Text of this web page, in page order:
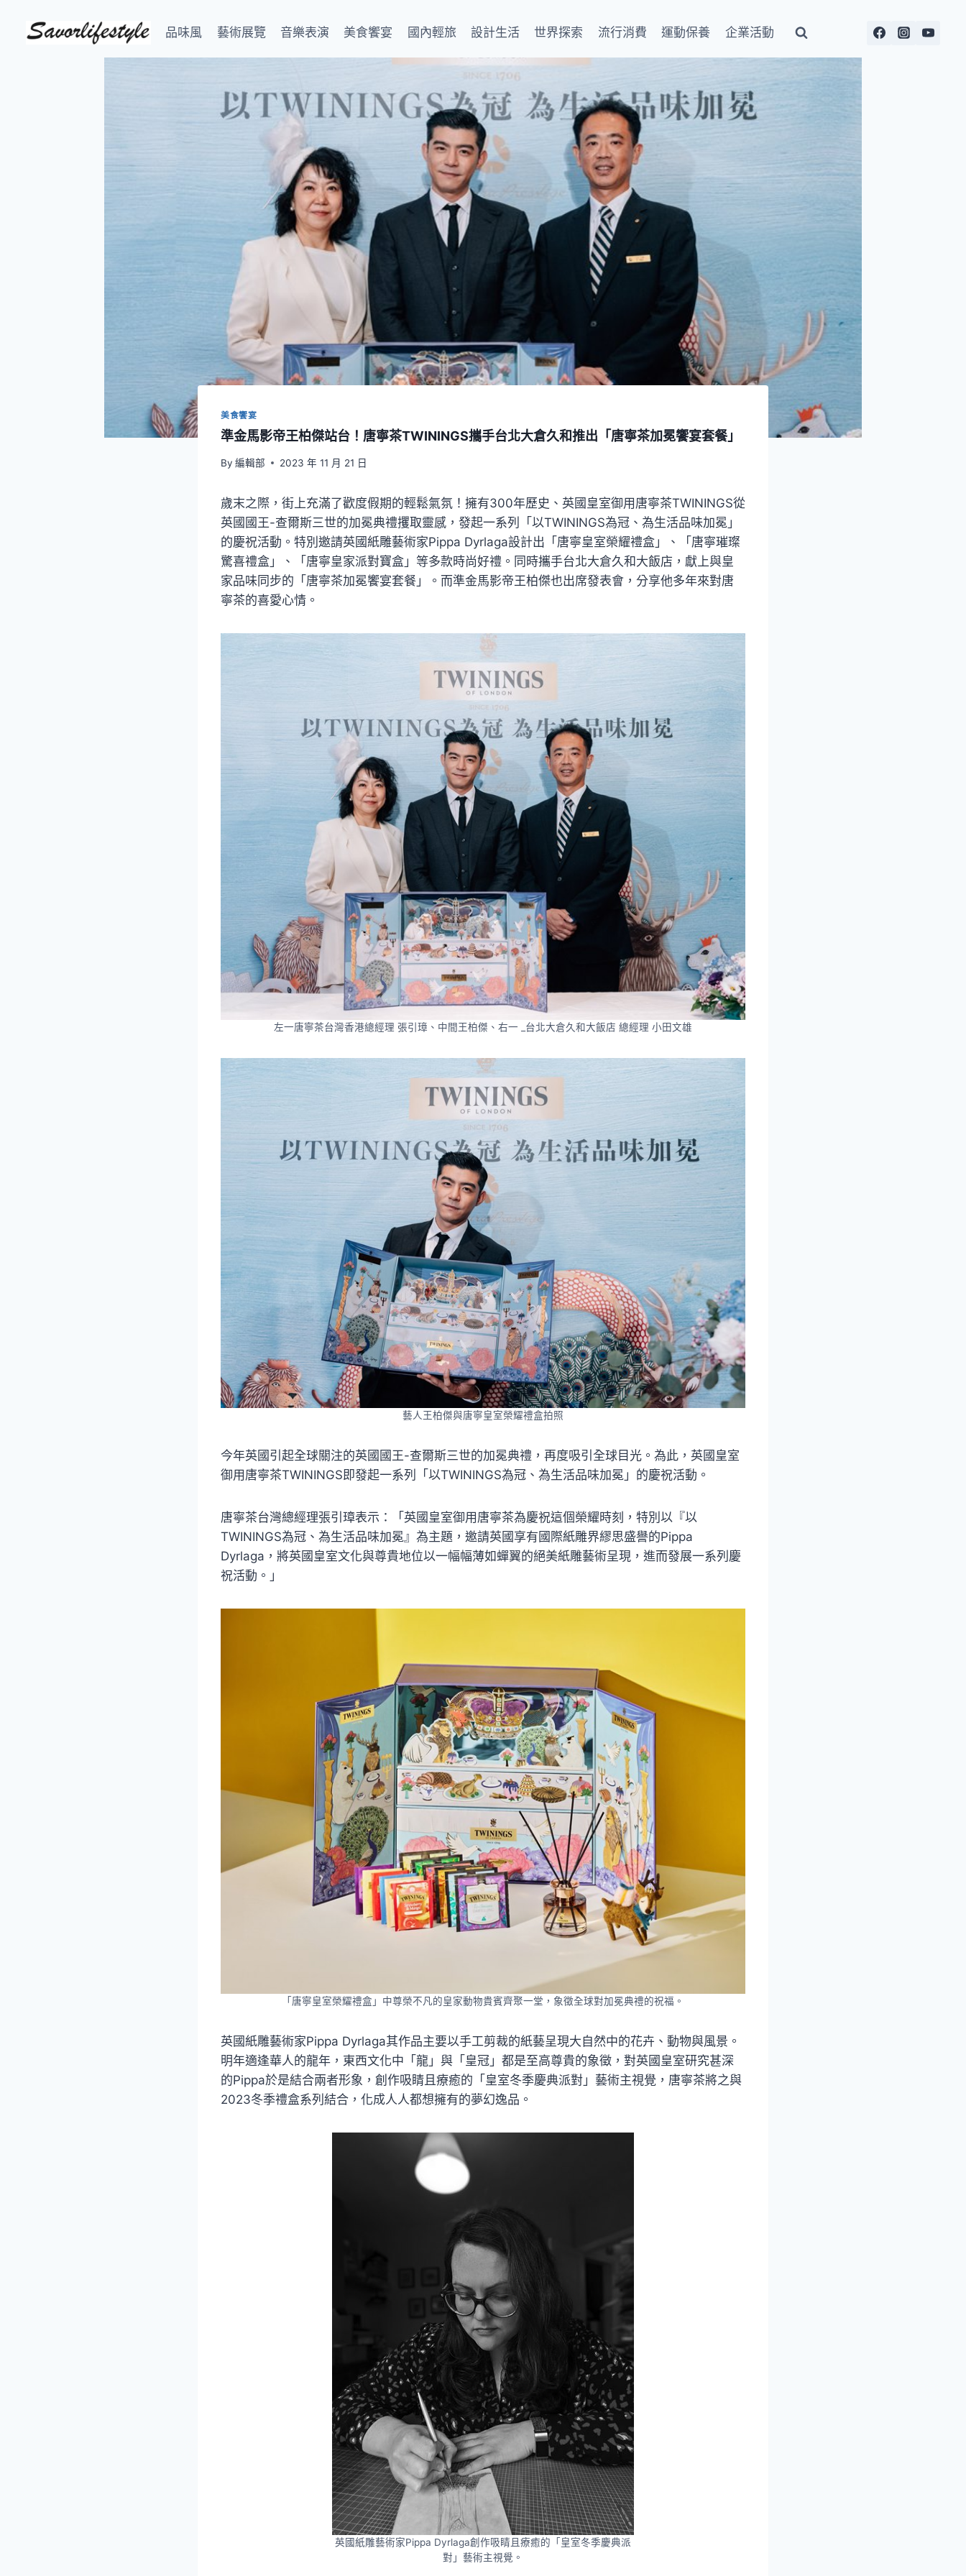
品味風 藝術展覽 音樂表演 美食饗宴 國內輕旅 設計生活 世界探索 流行消費 運動保養 企業活動
美食饗宴
準金馬影帝王柏傑站台！唐寧茶TWININGS攜手台北大倉久和推出「唐寧茶加冕饗宴套餐」
By 編輯部 2023 年 11 月 21 日
歲末之際，街上充滿了歡度假期的輕鬆氣氛！擁有300年歷史、英國皇室御用唐寧茶TWININGS從
英國國王-查爾斯三世的加冕典禮攫取靈感，發起一系列「以TWININGS為冠、為生活品味加冕」
的慶祝活動。特別邀請英國紙雕藝術家Pippa Dyrlaga設計出「唐寧皇室榮耀禮盒」、「唐寧璀璨
驚喜禮盒」、「唐寧皇家派對寶盒」等多款時尚好禮。同時攜手台北大倉久和大飯店，獻上與皇
家品味同步的「唐寧茶加冕饗宴套餐」。而準金馬影帝王柏傑也出席發表會，分享他多年來對唐
寧茶的喜愛心情。
左一唐寧茶台灣香港總經理 張引璋、中間王柏傑、右一 _台北大倉久和大飯店 總經理 小田文雄
藝人王柏傑與唐寧皇室榮耀禮盒拍照
今年英國引起全球關注的英國國王-查爾斯三世的加冕典禮，再度吸引全球目光。為此，英國皇室
御用唐寧茶TWININGS即發起一系列「以TWININGS為冠、為生活品味加冕」的慶祝活動。
唐寧茶台灣總經理張引璋表示：「英國皇室御用唐寧茶為慶祝這個榮耀時刻，特別以『以
TWININGS為冠、為生活品味加冕』為主題，邀請英國享有國際紙雕界繆思盛譽的Pippa
Dyrlaga，將英國皇室文化與尊貴地位以一幅幅薄如蟬翼的絕美紙雕藝術呈現，進而發展一系列慶
祝活動。」
「唐寧皇室榮耀禮盒」中尊榮不凡的皇家動物貴賓齊聚一堂，象徵全球對加冕典禮的祝福。
英國紙雕藝術家Pippa Dyrlaga其作品主要以手工剪裁的紙藝呈現大自然中的花卉、動物與風景。
明年適逢華人的龍年，東西文化中「龍」與「皇冠」都是至高尊貴的象徵，對英國皇室研究甚深
的Pippa於是結合兩者形象，創作吸睛且療癒的「皇室冬季慶典派對」藝術主視覺，唐寧茶將之與
2023冬季禮盒系列結合，化成人人都想擁有的夢幻逸品。
英國紙雕藝術家Pippa Dyrlaga創作吸睛且療癒的「皇室冬季慶典派
對」藝術主視覺。